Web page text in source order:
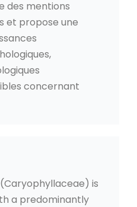
des mentions
et propose une
concernant
is
a predominantly